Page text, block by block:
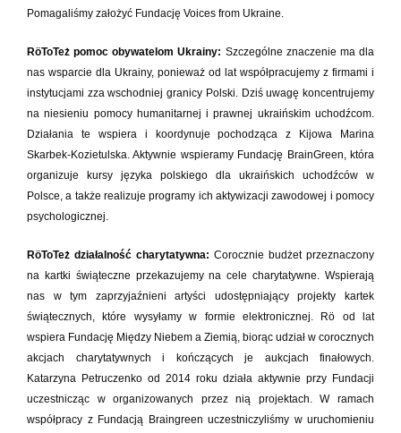
Pomagaliśmy założyć Fundację Voices from Ukraine.
RöToTeż pomoc obywatelom Ukrainy: Szczególne znaczenie ma dla
nas wsparcie dla Ukrainy, ponieważ od lat współpracujemy z firmami i
instytucjami zza wschodniej granicy Polski. Dziś uwagę koncentrujemy
na niesieniu pomocy humanitarnej i prawnej ukraińskim uchodźcom.
Działania te wspiera i koordynuje pochodząca z Kijowa Marina
Skarbek-Kozietulska. Aktywnie wspieramy Fundację BrainGreen, która
organizuje kursy języka polskiego dla ukraińskich uchodźców w
Polsce, a także realizuje programy ich aktywizacji zawodowej i pomocy
psychologicznej.
RöToTeż działalność charytatywna: Corocznie budżet przeznaczony
na kartki świąteczne przekazujemy na cele charytatywne. Wspierają
nas w tym zaprzyjaźnieni artyści udostępniający projekty kartek
świątecznych, które wysyłamy w formie elektronicznej. Rö od lat
wspiera Fundację Między Niebem a Ziemią, biorąc udział w corocznych
akcjach charytatywnych i kończących je aukcjach finałowych.
Katarzyna Petruczenko od 2014 roku działa aktywnie przy Fundacji
uczestnicząc w organizowanych przez nią projektach. W ramach
współpracy z Fundacją Braingreen uczestniczyliśmy w uruchomieniu